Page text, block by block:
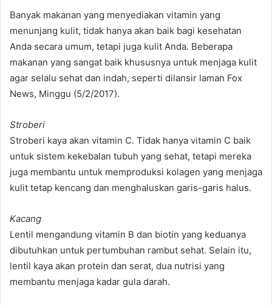
Banyak makanan yang menyediakan vitamin yang
menunjang kulit, tidak hanya akan baik bagi kesehatan
Anda secara umum, tetapi juga kulit Anda. Beberapa
makanan yang sangat baik khususnya untuk menjaga kulit
agar selalu sehat dan indah, seperti dilansir laman Fox
News, Minggu (5/2/2017).
Stroberi
Stroberi kaya akan vitamin C. Tidak hanya vitamin C baik
untuk sistem kekebalan tubuh yang sehat, tetapi mereka
juga membantu untuk memproduksi kolagen yang menjaga
kulit tetap kencang dan menghaluskan garis-garis halus.
Kacang
Lentil mengandung vitamin B dan biotin yang keduanya
dibutuhkan untuk pertumbuhan rambut sehat. Selain itu,
lentil kaya akan protein dan serat, dua nutrisi yang
membantu menjaga kadar gula darah.